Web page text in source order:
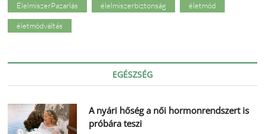
ÉlelmiszerPazarlás élelmiszerbiztonság életmód
életmódváltás
EGÉSZSÉG
A nyári hőség a női hormonrendszert is
próbára teszi